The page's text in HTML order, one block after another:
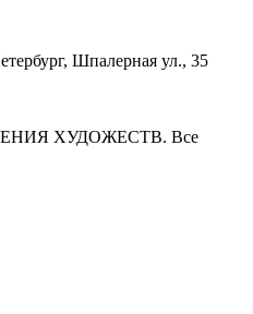
Шпалерная ул., 35
ХУДОЖЕСТВ. Все